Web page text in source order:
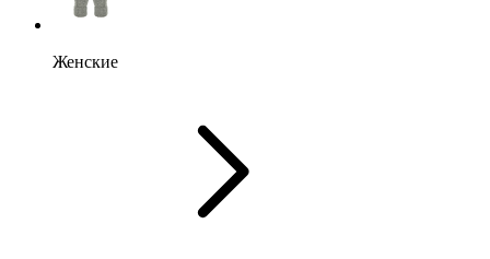
Женские